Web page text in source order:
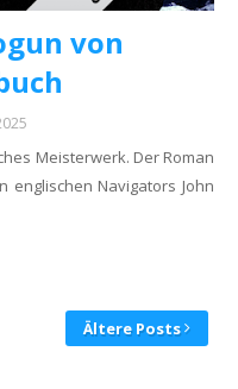
von
Meisterwerk. Der Roman
englischen Navigators John
Ältere Posts